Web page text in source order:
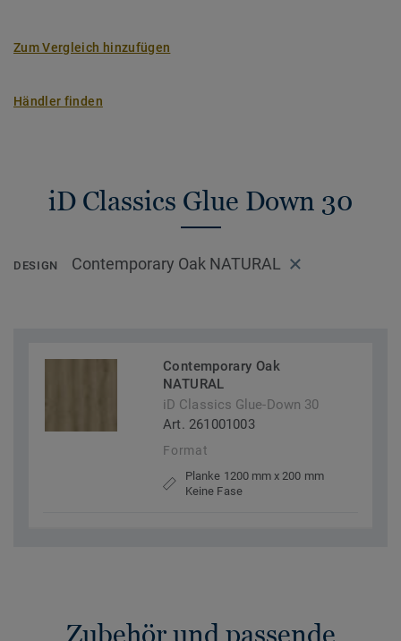
Zum Vergleich hinzufügen
Händler finden
iD Classics Glue Down 30
DESIGN Contemporary Oak NATURAL
Contemporary Oak
NATURAL
iD Classics Glue-Down 30
Art. 261001003
Format
Planke 1200 mm x 200 mm
Keine Fase
Zubehör und passende